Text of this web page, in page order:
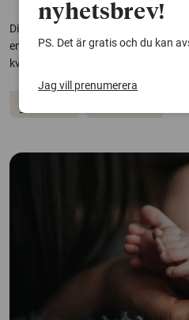
Digitalt stöd kan minska
enligt en studie från Karlstads
kvinnor som redan känner stark oro.
nyhetsbrev!
PS. Det är gratis och du kan
Jag vill prenumerera